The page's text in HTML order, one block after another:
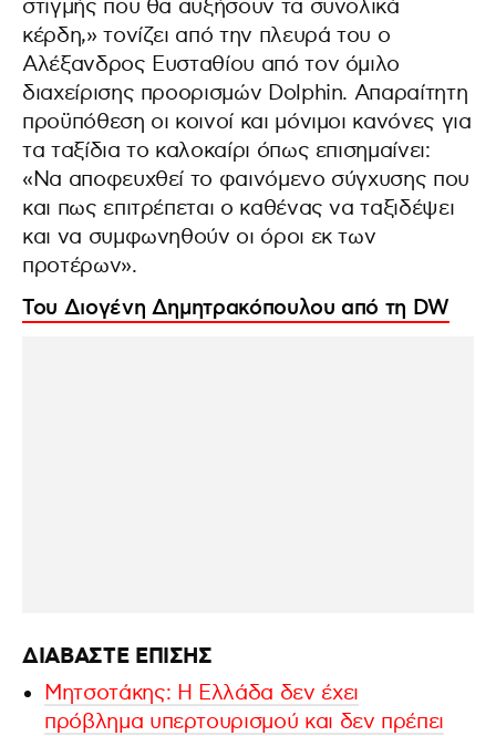
στιγμής που θα αυξήσουν τα συνολικά
κέρδη,» τονίζει από την πλευρά του ο
Aλέξανδρος Ευσταθίου από τον όμιλο
διαχείρισης προορισμών Dolphin. Απαραίτητη
προϋπόθεση οι κοινοί και μόνιμοι κανόνες για
τα ταξίδια το καλοκαίρι όπως επισημαίνει:
«Να αποφευχθεί το φαινόμενο σύγχυσης που
και πως επιτρέπεται ο καθένας να ταξιδέψει
και να συμφωνηθούν οι όροι εκ των
προτέρων».
Του Διογένη Δημητρακόπουλου από τη DW
ΔΙΑΒΑΣΤΕ ΕΠΙΣΗΣ
Μητσοτάκης: Η Ελλάδα δεν έχει
πρόβλημα υπερτουρισμού και δεν πρέπει